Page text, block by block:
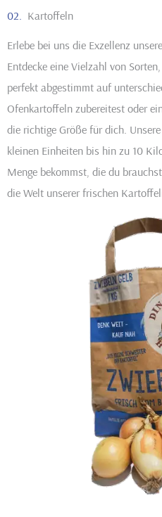
02. Kartoffeln
Erlebe bei uns die Exzellenz
Entdecke eine Vielzahl von
perfekt abgestimmt auf
Ofenkartoffeln zubereitest oder
die richtige Größe für dich.
kleinen Einheiten bis hin zu 10
Menge bekommst, die du
die Welt unserer frischen